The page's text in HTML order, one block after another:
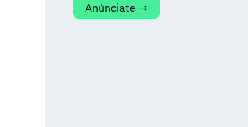
Anúnciate →